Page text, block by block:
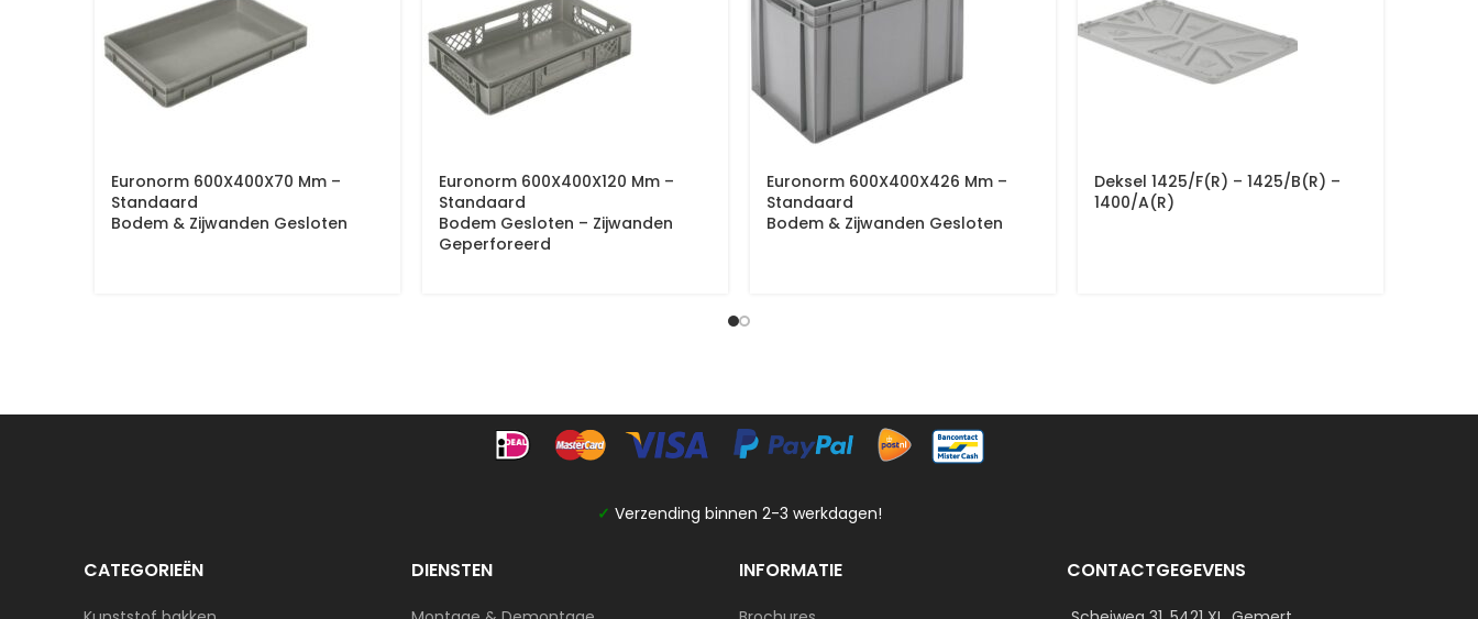
Euronorm 600X400X70 Mm –
Standaard
Bodem & Zijwanden Gesloten
Euronorm 600X400X120 Mm –
Standaard
Bodem Gesloten – Zijwanden
Geperforeerd
Euronorm 600X400X426 Mm –
Standaard
Bodem & Zijwanden Gesloten
Deksel 1425/F(R) – 1425/B(R) –
1400/A(R)
✓ Verzending binnen 2-3 werkdagen!
CATEGORIEËN DIENSTEN INFORMATIE CONTACTGEGEVENS